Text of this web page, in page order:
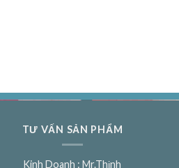
TƯ VẤN SẢN PHẨM
Kinh Doanh : Mr.Thịnh